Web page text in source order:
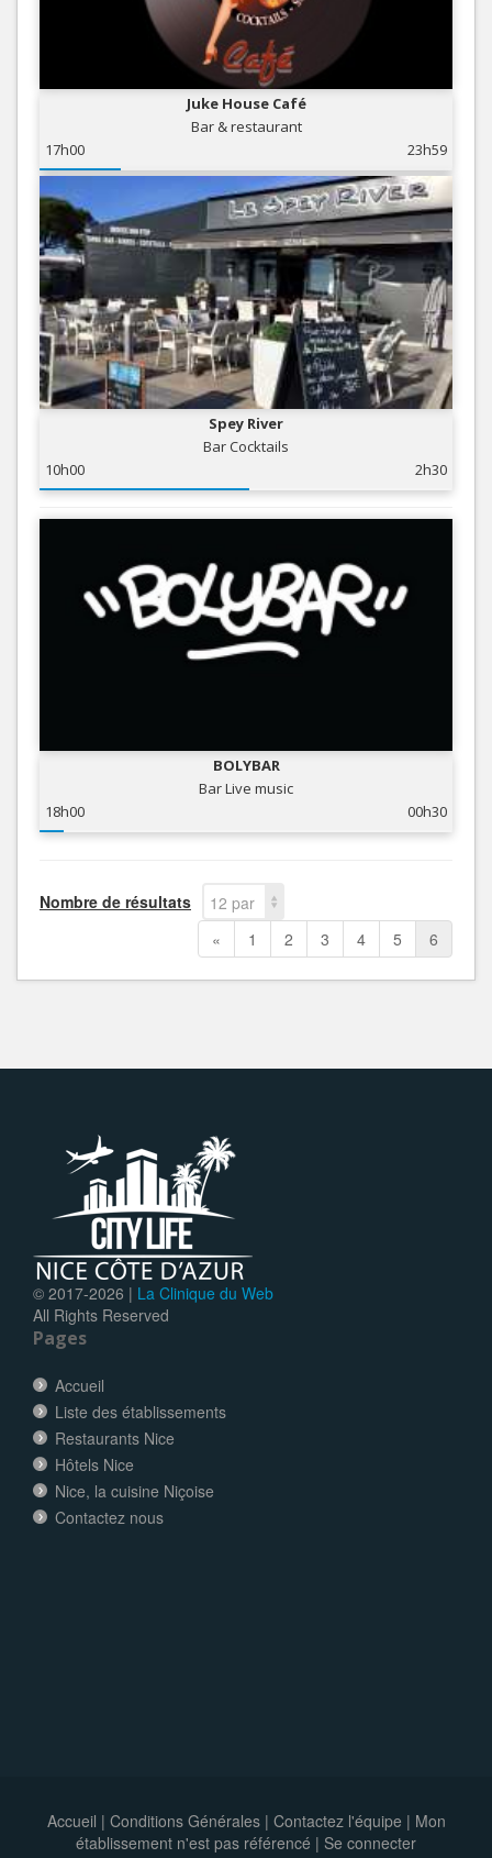
Juke House Café
Bar & restaurant
17h00
23h59
Spey River
Bar Cocktails
10h00
2h30
BOLYBAR
Bar Live music
18h00
00h30
Nombre de résultats
12 par
page
« 1 2 3 4 5 6
© 2017-2026 | La Clinique du Web
All Rights Reserved
Pages
Accueil
Liste des établissements
Restaurants Nice
Hôtels Nice
Nice, la cuisine Niçoise
Contactez nous
Accueil | Conditions Générales| Contactez l'équipe | Mon
établissement n'est pas référencé | Se connecter